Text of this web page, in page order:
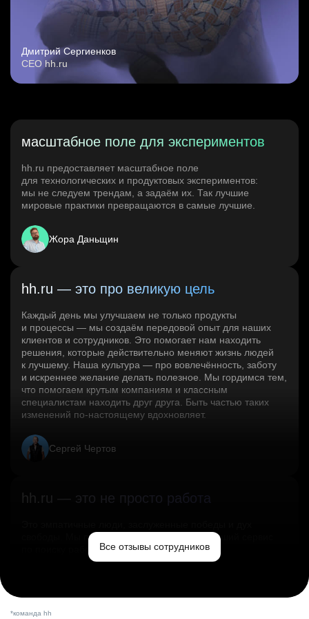
Дмитрий Сергиенков
CEO hh.ru
масштабное поле для экспериментов
hh.ru предоставляет масштабное поле
для технологических и продуктовых экспериментов:
мы не следуем трендам, а задаём их. Так лучшие
мировые практики превращаются в самые лучшие.
Жора Даньщин
hh.ru — это про великую цель
Каждый день мы улучшаем не только продукты
и процессы — мы создаём передовой опыт для наших
клиентов и сотрудников. Это помогает нам находить
решения, которые действительно меняют жизнь людей
к лучшему. Наша культура — про вовлечённость, заботу
и искреннее желание делать полезное. Мы гордимся тем,
что помогаем крутым компаниям и классным
специалистам находить друг друга. Быть частью таких
изменений по‑настоящему вдохновляет.
Сергей Чертов
hh.ru — это не просто работа
свободы. Мы помогаем миру и создаём лучший сервис
по поиску работы в стране.Все отзывы сотрудников
*команда hh